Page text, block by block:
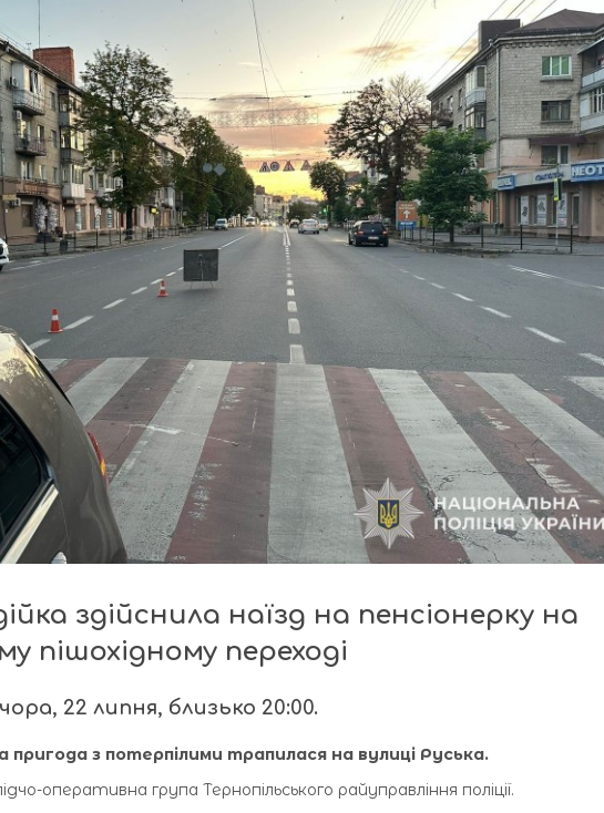
здійснила наїзд на пенсіонерку на
пішохідному переході
22 липня, близько 20:00.
з потерпілими трапилася на вулиці Руська.
оперативна група Тернопільського райуправління поліції.